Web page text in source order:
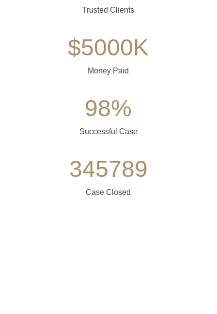
Trusted Clients
$5000K
Money Paid
98%
Successful Case
345789
Case Closed